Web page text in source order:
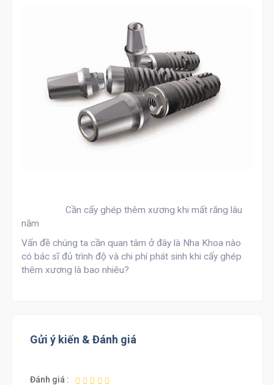
Cần cấy ghép thêm xương khi mất răng lâu
năm
Vấn đề chúng ta cần quan tâm ở đây là Nha Khoa nào
có bác sĩ đủ trình độ và chi phí phát sinh khi cấy ghép
thêm xương là bao nhiêu?
Gửi ý kiến & Đánh giá
Đánh giá :